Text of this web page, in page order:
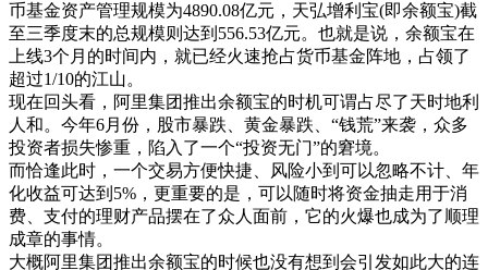
币基金资产管理规模为4890.08亿元，天弘增利宝(即余额宝)截
至三季度末的总规模则达到556.53亿元。也就是说，余额宝在
上线3个月的时间内，就已经火速抢占货币基金阵地，占领了
超过1/10的江山。
现在回头看，阿里集团推出余额宝的时机可谓占尽了天时地利
人和。今年6月份，股市暴跌、黄金暴跌、“钱荒”来袭，众多
投资者损失惨重，陷入了一个“投资无门”的窘境。
而恰逢此时，一个交易方便快捷、风险小到可以忽略不计、年
化收益可达到5%，更重要的是，可以随时将资金抽走用于消
费、支付的理财产品摆在了众人面前，它的火爆也成为了顺理
成章的事情。
大概阿里集团推出余额宝的时候也没有想到会引发如此大的连